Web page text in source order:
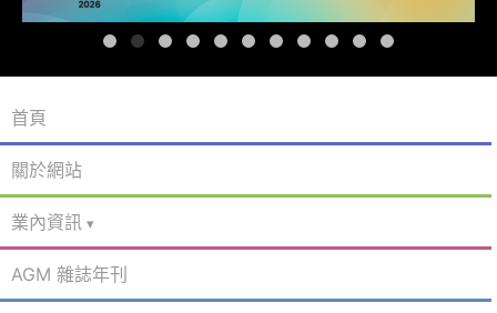
首頁
關於網站
業內資訊
AGM 雜誌年刊